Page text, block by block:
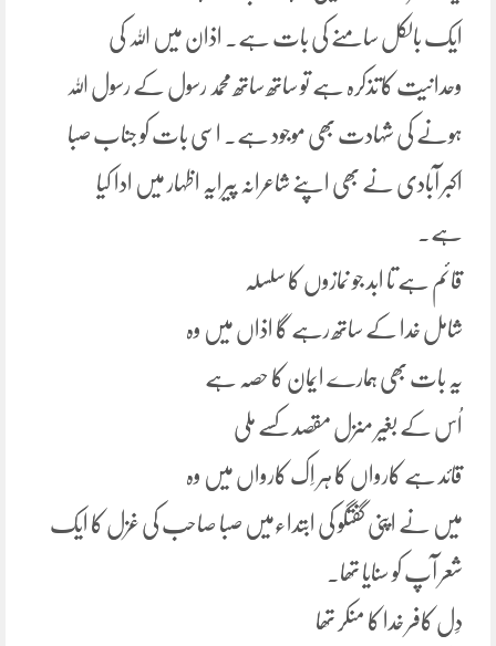
ایک بالکل سامنے کی بات ہے۔ اذان میں اللہ کی
وحدانیت کا تذکرہ ہے تو ساتھ ساتھ محمد رسول کے رسول اللہ
ہونے کی شہادت بھی موجود ہے۔ اسی بات کو جناب صبا
اکبر آبادی نے بھی اپنے شاعرانہ پیرایہ اظہار میں ادا کیا
ہے۔
قائم ہے تا ابد جو نمازوں کا سلسلہ
شامل خدا کے ساتھ رہے گا اذاں میں وہ
یہ بات بھی ہمارے ایمان کا حصہ ہے
اُس کے بغیر منزل مقصد کسے ملی
قائد ہے کارواں کا ہر اِک کارواں میں وہ
میں نے اپنی گفتگو کی ابتداءمیں صبا صاحب کی غزل کا ایک
شعر آپ کو سنایا تھا۔
دِل کافر خدا کا منکر تھا